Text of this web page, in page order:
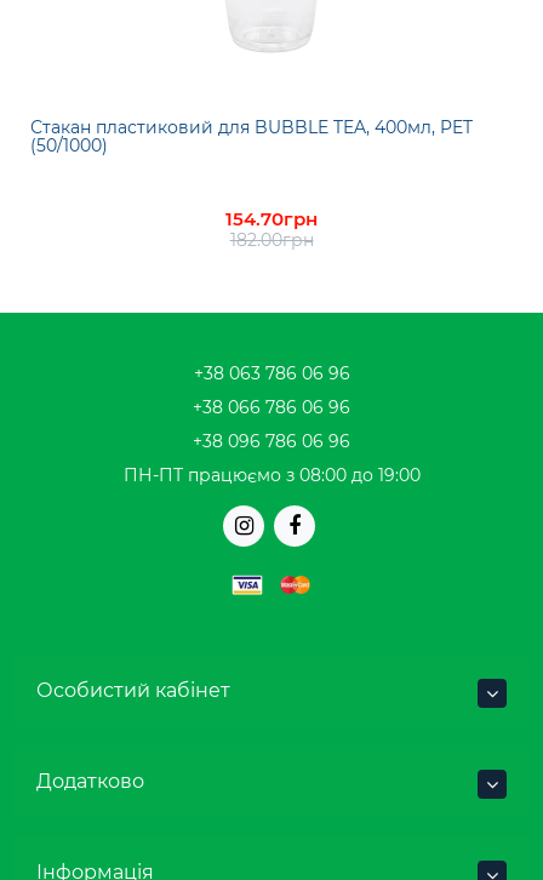
Стакан пластиковий для BUBBLE TEA, 400мл, PET
(50/1000)
154.70грн
182.00грн
+38 063 786 06 96
+38 066 786 06 96
+38 096 786 06 96
ПН-ПТ працюємо з 08:00 до 19:00
Особистий кабінет
Додатково
Інформація